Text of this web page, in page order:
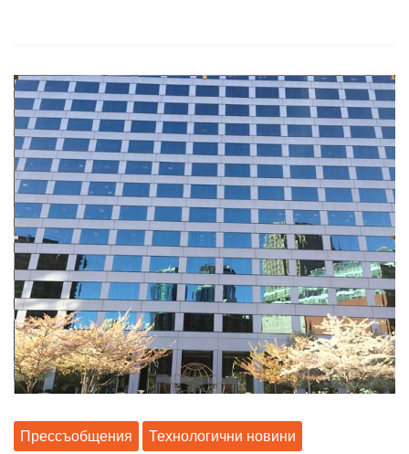
Прессъобщения Технологични новини